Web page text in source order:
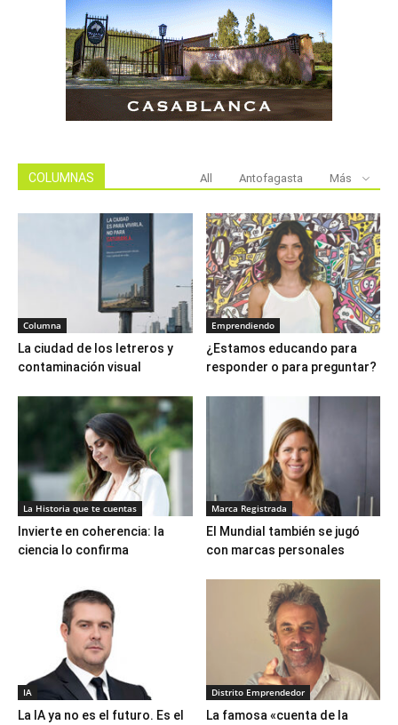
COLUMNAS All Antofagasta Más
Columna
La ciudad de los letreros y
contaminación visual
Emprendiendo
¿Estamos educando para
responder o para preguntar?
La Historia que te cuentas
Invierte en coherencia: la
ciencia lo confirma
Marca Registrada
El Mundial también se jugó
con marcas personales
IA
La IA ya no es el futuro. Es el
Distrito Emprendedor
La famosa «cuenta de la